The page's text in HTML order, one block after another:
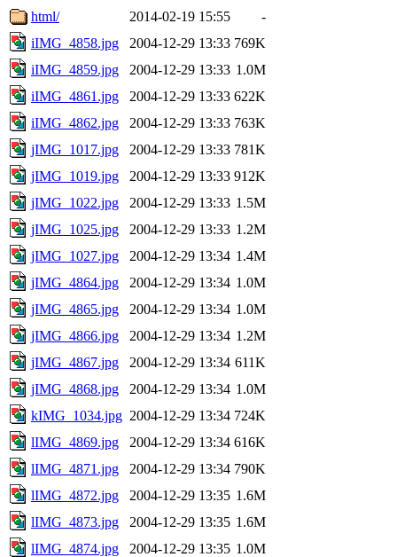
html/
2014-02-19 15:55
-
iIMG_4858.jpg
2004-12-29 13:33 769K
iIMG_4859.jpg
2004-12-29 13:33 1.0M
iIMG_4861.jpg
2004-12-29 13:33 622K
iIMG_4862.jpg
2004-12-29 13:33 763K
jIMG_1017.jpg
2004-12-29 13:33 781K
jIMG_1019.jpg
2004-12-29 13:33 912K
jIMG_1022.jpg
2004-12-29 13:33 1.5M
jIMG_1025.jpg
2004-12-29 13:33 1.2M
jIMG_1027.jpg
2004-12-29 13:34 1.4M
jIMG_4864.jpg
2004-12-29 13:34 1.0M
jIMG_4865.jpg
2004-12-29 13:34 1.0M
jIMG_4866.jpg
2004-12-29 13:34 1.2M
jIMG_4867.jpg
2004-12-29 13:34 611K
jIMG_4868.jpg
2004-12-29 13:34 1.0M
kIMG_1034.jpg 2004-12-29 13:34 724K
lIMG_4869.jpg
2004-12-29 13:34 616K
lIMG_4871.jpg
2004-12-29 13:34 790K
lIMG_4872.jpg
2004-12-29 13:35 1.6M
lIMG_4873.jpg
2004-12-29 13:35 1.6M
lIMG_4874.jpg
2004-12-29 13:35 1.0M